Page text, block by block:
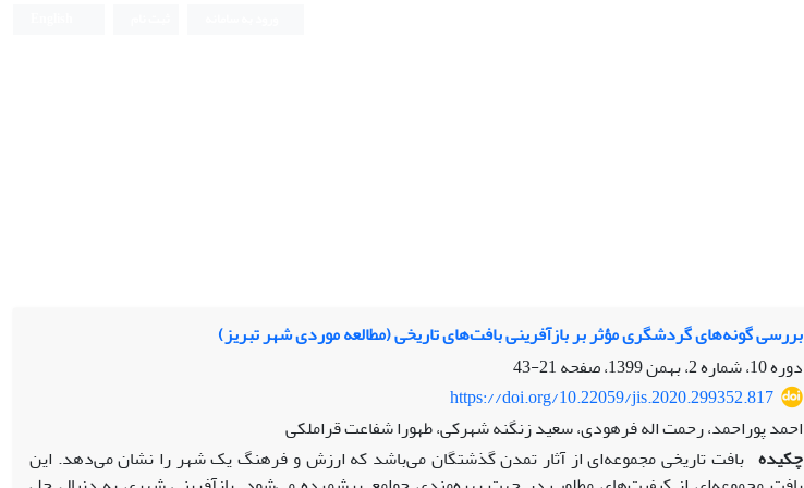
بررسی گونه‌های گردشگری مؤثر بر بازآفرینی بافت‌های تاریخی (مطالعه موردی شهر تبریز)
دوره 10، شماره 2، بهمن 1399، صفحه
21-43
https://doi.org/10.22059/jis.2020.299352.817
احمد پوراحمد، رحمت اله فرهودی، سعید زنگنه شهرکی، طهورا شفاعت قراملکی
چکیده بافت تاریخی مجموعه‌ای از آثار تمدن گذشتگان می‌باشد که ارزش و فرهنگ یک شهر را نشان می‌دهد. این